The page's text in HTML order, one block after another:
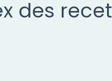
des